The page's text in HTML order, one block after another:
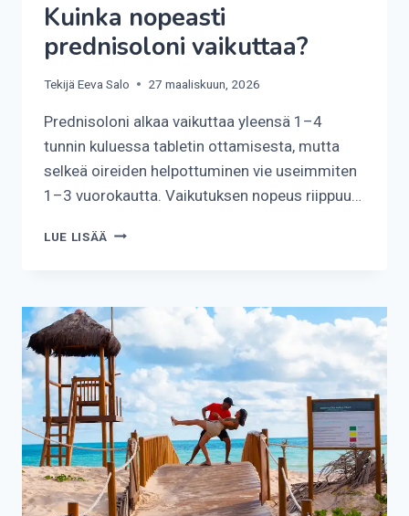
Kuinka nopeasti
prednisoloni vaikuttaa?
Tekijä Eeva Salo 27 maaliskuun, 2026
Prednisoloni alkaa vaikuttaa yleensä 1–4
tunnin kuluessa tabletin ottamisesta, mutta
selkeä oireiden helpottuminen vie useimmiten
1–3 vuorokautta. Vaikutuksen nopeus riippuu…
LUE LISÄÄ KUINKA